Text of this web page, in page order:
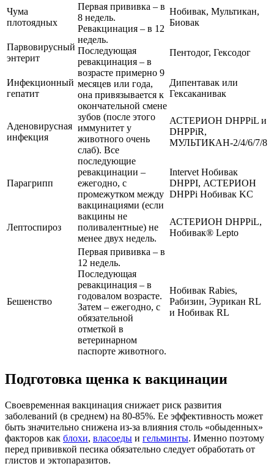
Чума
плотоядных
Первая прививка – в
8 недель.
Ревакцинация – в 12
недель.
Последующая
ревакцинация – в
возрасте примерно 9
месяцев или года,
она привязывается к
окончательной смене
зубов (после этого
иммунитет у
животного очень
слаб). Все
последующие
ревакцинации –
ежегодно, с
промежутком между
вакцинациями (если
вакцины не
поливалентные) не
менее двух недель.
Нобивак, Мультикан,
Биовак
Парвовирусный
энтерит
Пентодог, Гексодог
Инфекционный
гепатит
Дипентавак или
Гексаканивак
Аденовирусная
инфекция
АСТЕРИОН DHPPiL и
DHPPiR,
МУЛЬТИКАН-2/4/6/7/8
Парагрипп
Intervet Нобивак
DHPPI, АСТЕРИОН
DHPPi Нобивак KC
Лептоспироз
АСТЕРИОН DHPPiL,
Нобивак® Lepto
Бешенство
Первая прививка – в
12 недель.
Последующая
ревакцинация – в
годовалом возрасте.
Затем – ежегодно, с
обязательной
отметкой в
ветеринарном
паспорте животного.
Нобивак Rabies,
Рабизин, Эурикан RL
и Нобивак RL
Подготовка щенка к вакцинации
Своевременная вакцинация снижает риск развития
заболеваний (в среднем) на 80-85%. Ее эффективность может
быть значительно снижена из-за влияния столь «обыденных»
факторов как блохи, власоеды и гельминты. Именно поэтому
перед прививкой песика обязательно следует обработать от
глистов и эктопаразитов.